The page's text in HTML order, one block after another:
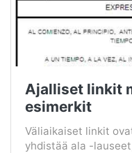
Ajalliset linkit
esimerkit
Väliaikaiset linkit
yhdistää ala -